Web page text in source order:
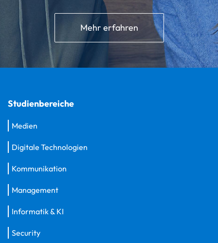
Mehr erfahren
Studienbereiche
Medien
Digitale Technologien
Kommunikation
Management
Informatik & KI
Security